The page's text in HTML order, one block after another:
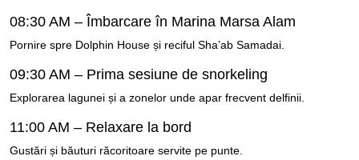
08:30 AM – Îmbarcare în Marina Marsa Alam
Pornire spre Dolphin House și reciful Sha’ab Samadai.
09:30 AM – Prima sesiune de snorkeling
Explorarea lagunei și a zonelor unde apar frecvent delfinii.
11:00 AM – Relaxare la bord
Gustări și băuturi răcoritoare servite pe punte.